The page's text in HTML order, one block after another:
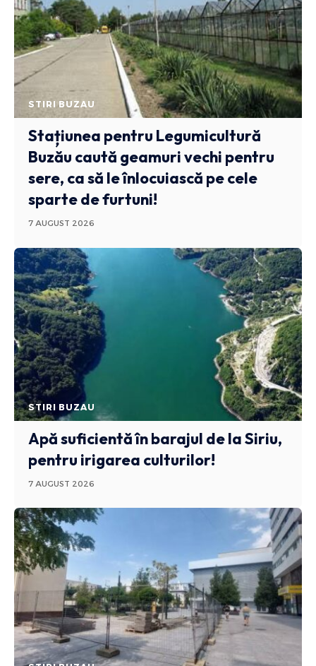
STIRI BUZAU
Stațiunea pentru Legumicultură
Buzău caută geamuri vechi pentru
sere, ca să le înlocuiască pe cele
sparte de furtuni!
7 AUGUST 2026
STIRI BUZAU
Apă suficientă în barajul de la Siriu,
pentru irigarea culturilor!
7 AUGUST 2026